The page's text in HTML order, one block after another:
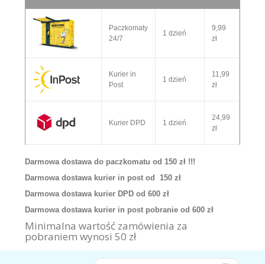
Paczkomaty
24/7
1 dzień
9,99
zł
Kurier in
Post
1 dzień
11,99
zł
Kurier DPD 1 dzień
24,99
zł
Darmowa dostawa do paczkomatu od 150 zł !!!
Darmowa dostawa kurier in post od 150 zł
Darmowa dostawa kurier DPD od 600 zł
Darmowa dostawa kurier in post pobranie od 600 zł
Minimalna wartość zamówienia za
pobraniem wynosi 50 zł